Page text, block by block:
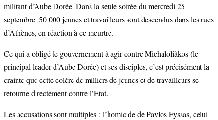
militant d’Aube Dorée. Dans la seule soirée du mercredi 25
septembre, 50 000 jeunes et travailleurs sont descendus dans les rues
d’Athènes, en réaction à ce meurtre.
Ce qui a obligé le gouvernement à agir contre Michaloliàkos (le
principal leader d’Aube Dorée) et ses disciples, c’est précisément la
crainte que cette colère de milliers de jeunes et de travailleurs se
retourne directement contre l’Etat.
Les accusations sont multiples : l’homicide de Pavlos Fyssas, celui